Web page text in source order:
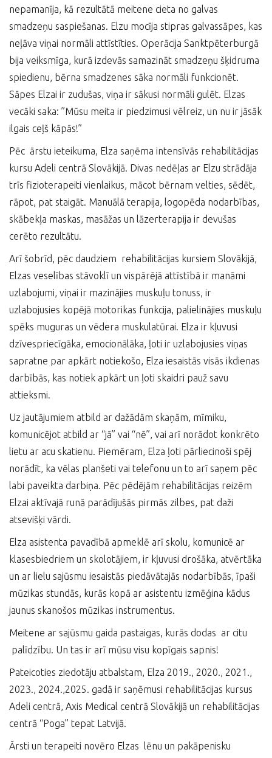
nepamanīja, kā rezultātā meitene cieta no galvas
smadzeņu saspiešanas. Elzu mocīja stipras galvassāpes, kas
neļāva viņai normāli attīstīties. Operācija Sanktpēterburgā
bija veiksmīga, kurā izdevās samazināt smadzeņu šķidruma
spiedienu, bērna smadzenes sāka normāli funkcionēt.
Sāpes Elzai ir zudušas, viņa ir sākusi normāli gulēt. Elzas
vecāki saka: ”Mūsu meita ir piedzimusi vēlreiz, un nu ir jāsāk
ilgais ceļš kāpās!”
Pēc ārstu ieteikuma, Elza saņēma intensīvās rehabilitācijas
kursu Adeli centrā Slovākijā. Divas nedēļas ar Elzu strādāja
trīs fizioterapeiti vienlaikus, mācot bērnam velties, sēdēt,
rāpot, pat staigāt. Manuālā terapija, logopēda nodarbības,
skābekļa maskas, masāžas un lāzerterapija ir devušas
cerēto rezultātu.
Arī šobrīd, pēc daudziem rehabilitācijas kursiem Slovākijā,
Elzas veselības stāvoklī un vispārējā attīstībā ir manāmi
uzlabojumi, viņai ir mazinājies muskuļu tonuss, ir
uzlabojusies kopējā motorikas funkcija, palielinājies muskuļu
spēks muguras un vēdera muskulatūrai. Elza ir kļuvusi
dzīvespriecīgāka, emocionālāka, ļoti ir uzlabojusies viņas
sapratne par apkārt notiekošo, Elza iesaistās visās ikdienas
darbībās, kas notiek apkārt un ļoti skaidri pauž savu
attieksmi.
Uz jautājumiem atbild ar dažādām skaņām, mīmiku,
komunicējot atbild ar “jā” vai “nē”, vai arī norādot konkrēto
lietu ar acu skatienu. Piemēram, Elza ļoti pārliecinoši spēj
norādīt, ka vēlas planšeti vai telefonu un to arī saņem pēc
labi paveikta darbiņa. Pēc pēdējām rehabilitācijas reizēm
Elzai aktīvajā runā parādījušās pirmās zilbes, pat daži
atsevišķi vārdi.
Elza asistenta pavadībā apmeklē arī skolu, komunicē ar
klasesbiedriem un skolotājiem, ir kļuvusi drošāka, atvērtāka
un ar lielu sajūsmu iesaistās piedāvātajās nodarbībās, īpaši
mūzikas stundās, kurās kopā ar asistentu izmēģina kādus
jaunus skanošos mūzikas instrumentus.
Meitene ar sajūsmu gaida pastaigas, kurās dodas ar citu
palīdzību. Un tas ir arī mūsu visu kopīgais sapnis!
Pateicoties ziedotāju atbalstam, Elza 2019., 2020., 2021.,
2023., 2024.,2025. gadā ir saņēmusi rehabilitācijas kursus
Adeli centrā, Axis Medical centrā Slovākijā un rehabilitācijas
centrā “Poga” tepat Latvijā.
Ārsti un terapeiti novēro Elzas lēnu un pakāpenisku